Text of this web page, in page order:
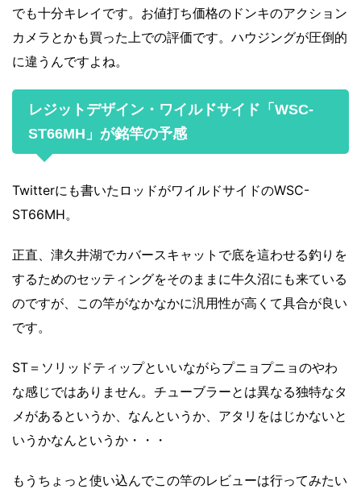
でも十分キレイです。お値打ち価格のドンキのアクション
カメラとかも買った上での評価です。ハウジングが圧倒的
に違うんですよね。
レジットデザイン・ワイルドサイド「WSC-
ST66MH」が銘竿の予感
Twitterにも書いたロッドがワイルドサイドのWSC-
ST66MH。
正直、津久井湖でカバースキャットで底を這わせる釣りを
するためのセッティングをそのままに牛久沼にも来ている
のですが、この竿がなかなかに汎用性が高くて具合が良い
です。
ST＝ソリッドティップといいながらプニョプニョのやわ
な感じではありません。チューブラーとは異なる独特なタ
メがあるというか、なんというか、アタリをはじかないと
いうかなんというか・・・
もうちょっと使い込んでこの竿のレビューは行ってみたい